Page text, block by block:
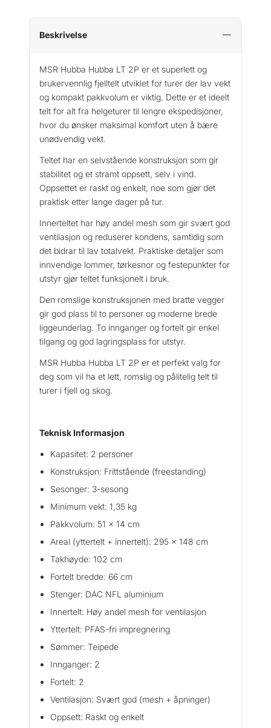
Beskrivelse
MSR Hubba Hubba LT 2P er et superlett og
brukervennlig fjelltelt utviklet for turer der lav vekt
og kompakt pakkvolum er viktig. Dette er et ideelt
telt for alt fra helgeturer til lengre ekspedisjoner,
hvor du ønsker maksimal komfort uten å bære
unødvendig vekt.
Teltet har en selvstående konstruksjon som gir
stabilitet og et stramt oppsett, selv i vind.
Oppsettet er raskt og enkelt, noe som gjør det
praktisk etter lange dager på tur.
Innerteltet har høy andel mesh som gir svært god
ventilasjon og reduserer kondens, samtidig som
det bidrar til lav totalvekt. Praktiske detaljer som
innvendige lommer, tørkesnor og festepunkter for
utstyr gjør teltet funksjonelt i bruk.
Den romslige konstruksjonen med bratte vegger
gir god plass til to personer og moderne brede
liggeunderlag. To innganger og fortelt gir enkel
tilgang og god lagringsplass for utstyr.
MSR Hubba Hubba LT 2P er et perfekt valg for
deg som vil ha et lett, romslig og pålitelig telt til
turer i fjell og skog.
Teknisk Informasjon
Kapasitet: 2 personer
Konstruksjon: Frittstående (freestanding)
Sesonger: 3-sesong
Minimum vekt: 1,35 kg
Pakkvolum: 51 x 14 cm
Areal (yttertelt + innertelt): 295 x 148 cm
Takhøyde: 102 cm
Fortelt bredde: 66 cm
Stenger: DAC NFL aluminium
Innertelt: Høy andel mesh for ventilasjon
Yttertelt: PFAS-fri impregnering
Sømmer: Teipede
Innganger: 2
Fortelt: 2
Ventilasjon: Svært god (mesh + åpninger)
Oppsett: Raskt og enkelt